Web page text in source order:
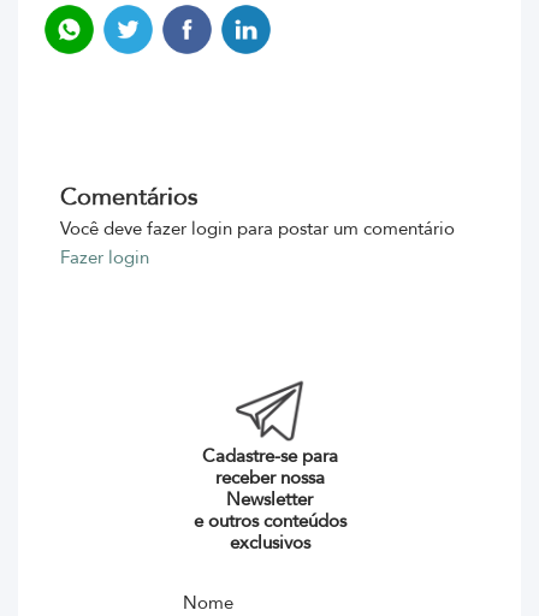
Comentários
Você deve fazer login para postar um comentário
Fazer login
Cadastre-se para
receber nossa
Newsletter
e outros conteúdos
exclusivos
Nome